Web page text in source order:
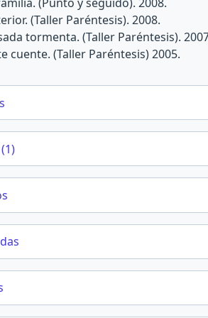
(Taller Paréntesis). 2008.
tormenta. (Taller Paréntesis).
cuente. (Taller Paréntesis) 2005.